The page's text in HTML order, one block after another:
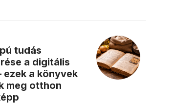
tudás
a digitális
ezek a könyvek
meg otthon